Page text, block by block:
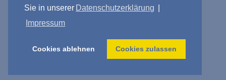
Sie in unserer Datenschutzerklärung
Impressum
Cookies ablehnen Cookies zulassen
Impressum|AGB|Datenschutz
Nutzungsbedingungen
Copyright © 2026 CNC-Converting GmbH. Alle